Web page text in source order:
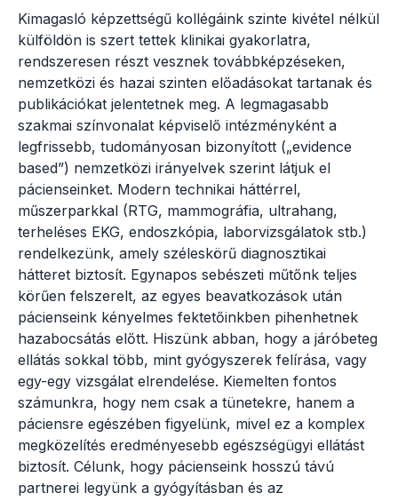
Kimagasló képzettségű kollégáink szinte kivétel nélkül
külföldön is szert tettek klinikai gyakorlatra,
rendszeresen részt vesznek továbbképzéseken,
nemzetközi és hazai szinten előadásokat tartanak és
publikációkat jelentetnek meg. A legmagasabb
szakmai színvonalat képviselő intézményként a
legfrissebb, tudományosan bizonyított („evidence
based”) nemzetközi irányelvek szerint látjuk el
pácienseinket. Modern technikai háttérrel,
műszerparkkal (RTG, mammográfia, ultrahang,
terheléses EKG, endoszkópia, laborvizsgálatok stb.)
rendelkezünk, amely széleskörű diagnosztikai
hátteret biztosít. Egynapos sebészeti műtőnk teljes
körűen felszerelt, az egyes beavatkozások után
pácienseink kényelmes fektetőinkben pihenhetnek
hazabocsátás előtt. Hiszünk abban, hogy a járóbeteg
ellátás sokkal több, mint gyógyszerek felírása, vagy
egy-egy vizsgálat elrendelése. Kiemelten fontos
számunkra, hogy nem csak a tünetekre, hanem a
páciensre egészében figyelünk, mivel ez a komplex
megközelítés eredményesebb egészségügyi ellátást
biztosít. Célunk, hogy pácienseink hosszú távú
partnerei legyünk a gyógyításban és az